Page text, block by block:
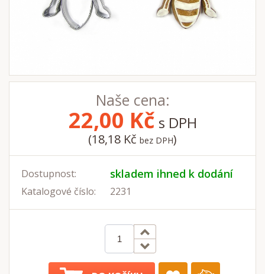
Naše cena:
22,00 Kč s DPH
(18,18 Kč bez DPH)
Dostupnost: skladem ihned k dodání
Katalogové číslo: 2231